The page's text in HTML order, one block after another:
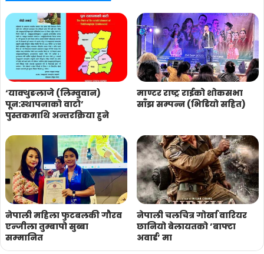
‘याक्थुङलाजे (लिम्वुवान)
पून:स्थापनाको वाटो’
पुस्तकमाथि अन्तरक्रिया हुने
माण्टर राष्ट्र राईको शोकसभा
साँझ सम्पन्न (भिडियो सहित)
नेपाली महिला फुटबलकी गौरव
एन्जीला तुम्बापो सुब्बा
सम्मानित
नेपाली चलचित्र गोर्खा वारियर
छानियो बेलायतको ’बाफ्टा
अवार्ड’ मा